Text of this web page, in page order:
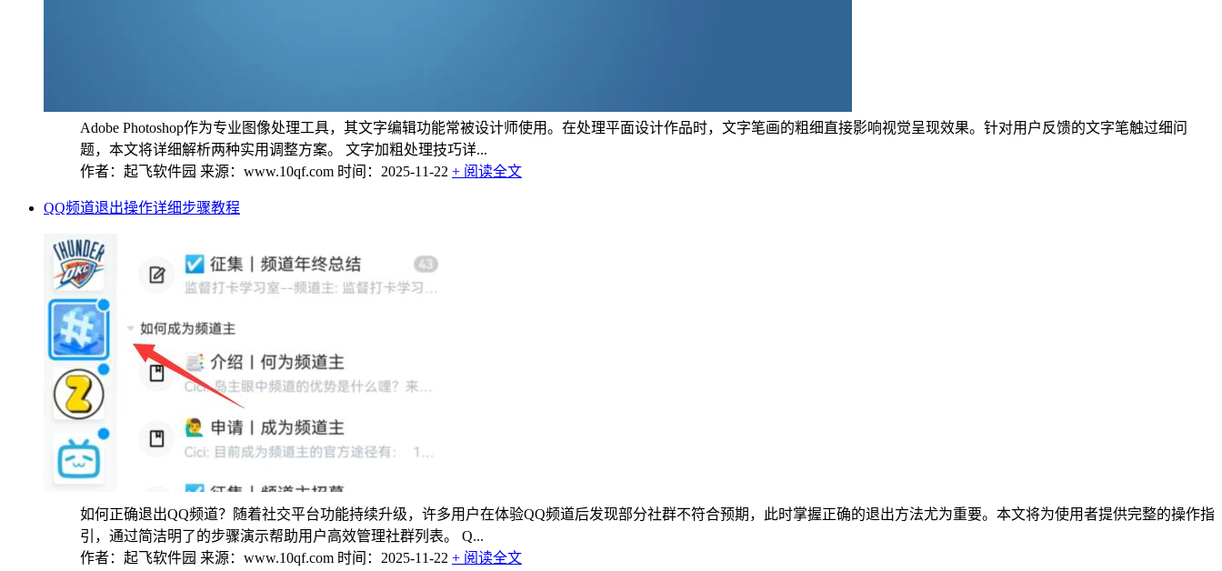
Adobe Photoshop作为专业图像处理工具，其文字编辑功能常被设计师使用。在处理平面设计作品时，文字笔画的粗细直接影响视觉呈现效果。针对用户反馈的文字笔触过细问
题，本文将详细解析两种实用调整方案。 文字加粗处理技巧详...
作者：起飞软件园 来源：www.10qf.com 时间：2025-11-22 + 阅读全文
QQ频道退出操作详细步骤教程
如何正确退出QQ频道？随着社交平台功能持续升级，许多用户在体验QQ频道后发现部分社群不符合预期，此时掌握正确的退出方法尤为重要。本文将为使用者提供完整的操作指
引，通过简洁明了的步骤演示帮助用户高效管理社群列表。 Q...
作者：起飞软件园 来源：www.10qf.com 时间：2025-11-22 + 阅读全文